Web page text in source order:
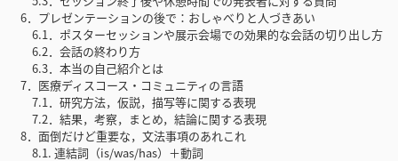
6．プレゼンテーションの後で：おしゃべりと人づきあい
6.1．ポスターセッションや展示会場での効果的な会話の切り出し方
6.2．会話の終わり方
6.3．本当の自己紹介とは
7．医療ディスコース・コミュニティの言語
7.1．研究方法，仮説，描写等に関する表現
7.2．結果，考察，まとめ，結論に関する表現
8．面倒だけど重要な，文法事項のあれこれ
8.1. 連結詞（is/was/has）＋動詞